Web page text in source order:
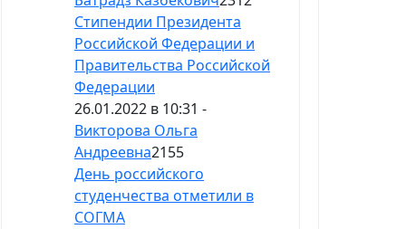
Стипендии Президента
Российской Федерации и
Правительства Российской
Федерации
26.01.2022 в 10:31 -
Викторова Ольга
Андреевна2155
День российского
студенчества отметили в
СОГМА